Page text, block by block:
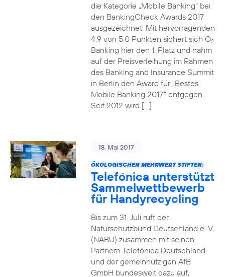
die Kategorie „Mobile Banking“ bei
den BankingCheck Awards 2017
ausgezeichnet. Mit hervorragenden
4,9 von 5,0 Punkten sichert sich O2
Banking hier den 1. Platz und nahm
auf der Preisverleihung im Rahmen
des Banking and Insurance Summit
in Berlin den Award für „Bestes
Mobile Banking 2017“ entgegen.
Seit 2012 wird […]
18. Mai 2017
ÖKOLOGISCHEN MEHRWERT STIFTEN:
Telefónica unterstützt
Sammelwettbewerb
für Handyrecycling
Bis zum 31. Juli ruft der
Naturschutzbund Deutschland e. V.
(NABU) zusammen mit seinen
Partnern Telefónica Deutschland
und der gemeinnützigen AfB
GmbH bundesweit dazu auf,